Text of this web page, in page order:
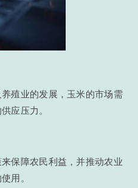
殖业的发展，玉米的市场需
应压力。
保障农民利益，并推动农业
用。